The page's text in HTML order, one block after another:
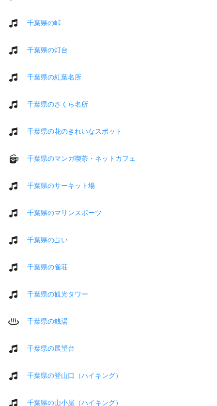
千葉県の峠
千葉県の灯台
千葉県の紅葉名所
千葉県のさくら名所
千葉県の花のきれいなスポット
千葉県のマンガ喫茶・ネットカフェ
千葉県のサーキット場
千葉県のマリンスポーツ
千葉県の占い
千葉県の雀荘
千葉県の観光タワー
千葉県の銭湯
千葉県の展望台
千葉県の登山口（ハイキング）
千葉県の山小屋（ハイキング）